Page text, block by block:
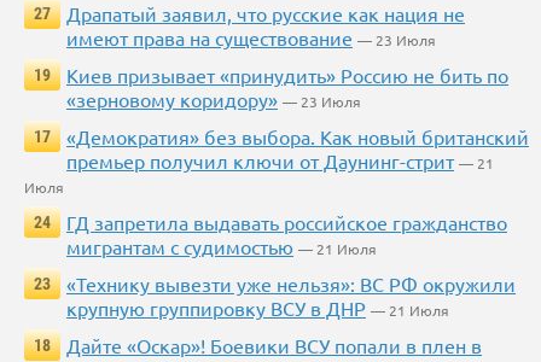
27
Драпатый заявил, что русские как нация не
имеют права на существование — 23 Июля
19
Киев призывает «принудить» Россию не бить по
«зерновому коридору» — 23 Июля
17
«Демократия» без выбора. Как новый британский
премьер получил ключи от Даунинг-стрит — 21
Июля
24
ГД запретила выдавать российское гражданство
мигрантам с судимостью — 21 Июля
23
«Технику вывезти уже нельзя»: ВС РФ окружили
крупную группировку ВСУ в ДНР — 21 Июля
18
Дайте «Оскар»! Боевики ВСУ попали в плен в